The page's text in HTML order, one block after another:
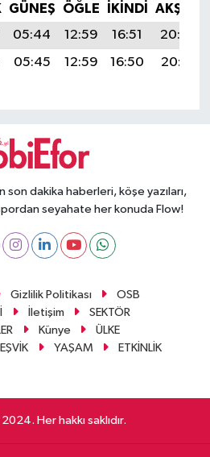
GÜNEŞ ÖĞLE İKINDI
AKŞAM
05:44 12:59 16:51
20:04
05:45 12:59 16:50 20:03
dakika haberleri, köşe yazıları,
seyahate her konuda Flow!
Gizlilik Politikası
OSB
İletişim
SEKTÖR
Künye
ÜLKE
YAŞAM ETKİNLİK
Her hakkı saklıdır.